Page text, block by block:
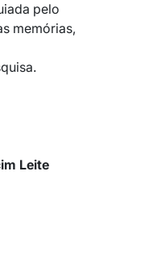
pelo
memórias,
Leite